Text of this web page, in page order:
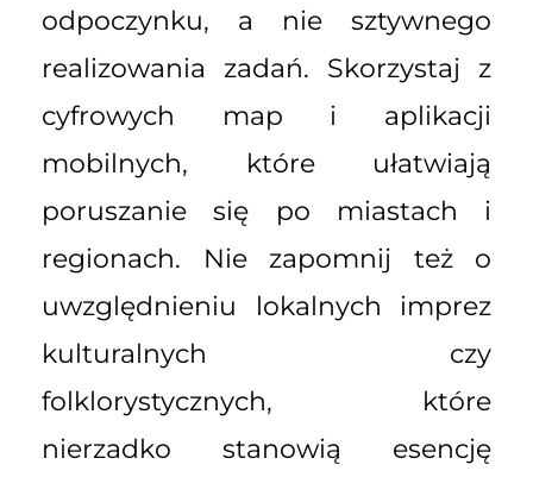
odpoczynku, a nie sztywnego
realizowania zadań. Skorzystaj z
cyfrowych map i aplikacji
mobilnych, które ułatwiają
poruszanie się po miastach i
regionach. Nie zapomnij też o
uwzględnieniu lokalnych imprez
kulturalnych czy
folklorystycznych, które
nierzadko stanowią esencję